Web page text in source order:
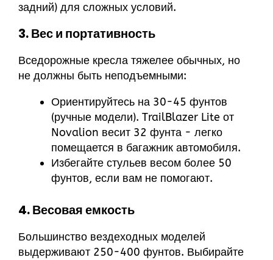
задний) для сложных условий.
3. Вес и портативность
Вседорожные кресла тяжелее обычных, но
не должны быть неподъемными:
Ориентируйтесь на 30-45 фунтов
(ручные модели). TrailBlazer Lite от
Novalion весит 32 фунта - легко
помещается в багажник автомобиля.
Избегайте стульев весом более 50
фунтов, если вам не помогают.
4. Весовая емкость
Большинство вездеходных моделей
выдерживают 250-400 фунтов. Выбирайте